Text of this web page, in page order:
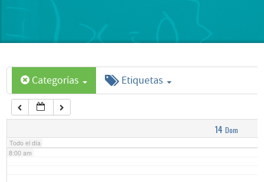
Categorías Etiquetas
14 Dom
Todo el día
6:00 am
7:00 am
8:00 am